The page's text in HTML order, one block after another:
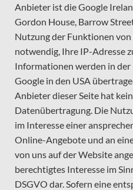
Anbieter ist die Google
Gordon House, Barrow
Nutzung der Funktionen von
notwendig, Ihre IP-Adresse
Informationen werden in der
Google in den USA
Anbieter dieser Seite hat
Datenübertragung. Die
im Interesse einer
Online-Angebote und an
von uns auf der Website
berechtigtes Interesse im
DSGVO dar. Sofern eine